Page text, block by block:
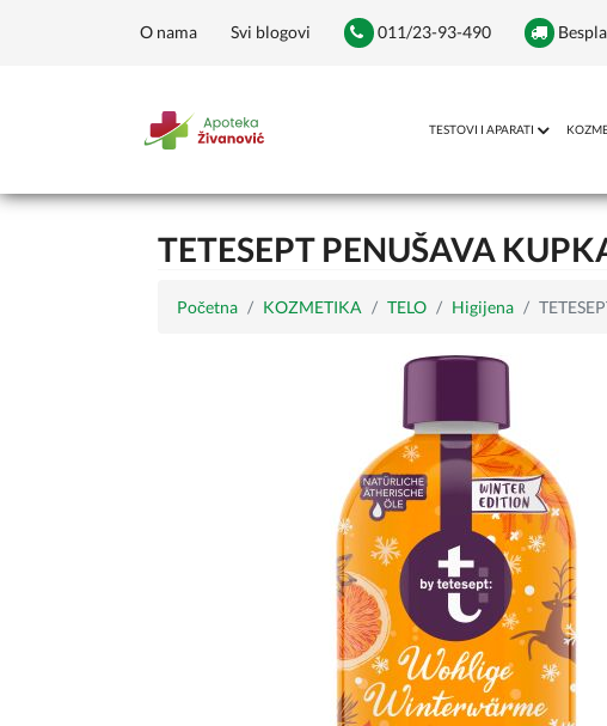
O nama Svi blogovi 011/23-93-490
TESTOVI I APARATI
TETESEPT PENUŠAVA
Početna KOZMETIKA TELO Higijena